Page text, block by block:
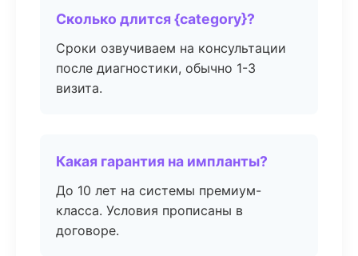
Сколько длится {category}?
Сроки озвучиваем на консультации
после диагностики, обычно 1-3
визита.
Какая гарантия на импланты?
До 10 лет на системы премиум-
класса. Условия прописаны в
договоре.